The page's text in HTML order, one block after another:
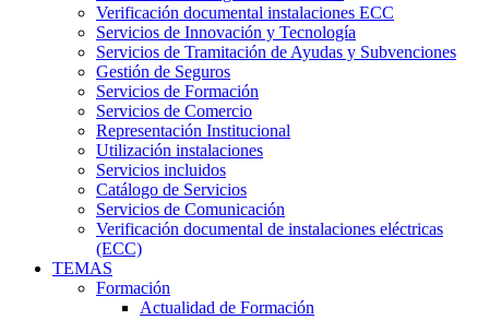
Verificación documental instalaciones ECC
Servicios de Innovación y Tecnología
Servicios de Tramitación de Ayudas y Subvenciones
Gestión de Seguros
Servicios de Formación
Servicios de Comercio
Representación Institucional
Utilización instalaciones
Servicios incluidos
Catálogo de Servicios
Servicios de Comunicación
Verificación documental de instalaciones eléctricas
(ECC)
TEMAS
Formación
Actualidad de Formación